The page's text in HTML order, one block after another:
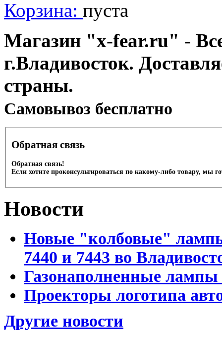
Корзина: пуста
Магазин "x-fear.ru" -
г.Владивосток.
страны.
Cамовывоз бесплатно
Обратная связь
Обратная связь!
Если хотите проконсультироваться по какому-либо товару, мы
Новости
Новые "колбовые"
7440 и 7443 во
Газонаполненные лампы
Проекторы логотипа
Другие новости